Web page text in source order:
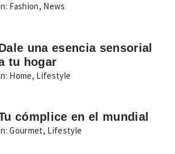
Fashion, News
una esencia sensorial
tu hogar
Home, Lifestyle
cómplice en el mundial
Gourmet, Lifestyle